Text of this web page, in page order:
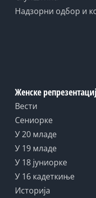
Надзорни одбор и
Женске
Вести
Сениорке
У 20 младе
У 19 младе
У 18 јуниорке
У 16 кадеткиње
Историја